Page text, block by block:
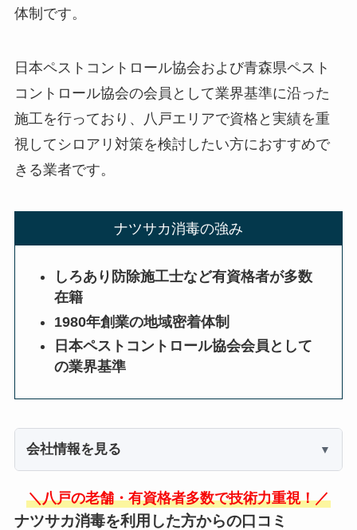
体制です。
日本ペストコントロール協会および青森県ペスト
コントロール協会の会員として業界基準に沿った
施工を行っており、八戸エリアで資格と実績を重
視してシロアリ対策を検討したい方におすすめで
きる業者です。
ナツサカ消毒の強み
しろあり防除施工士など有資格者が多数
在籍
1980年創業の地域密着体制
日本ペストコントロール協会会員として
の業界基準
会社情報を見る
＼八戸の老舗・有資格者多数で技術力重視！／
ナツサカ消毒を利用した方からの口コミ